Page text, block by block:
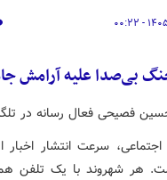
بی‌صدا علیه آرامش
فصیحی فعال رسانه در
سرعت انتشار اخبار
هر شهروند با یک تلفن